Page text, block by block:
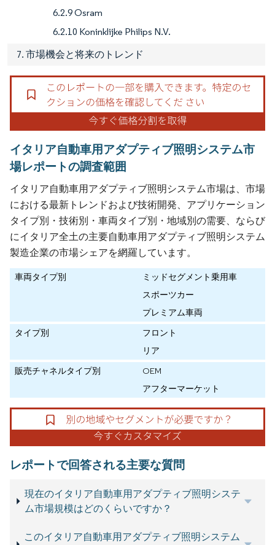
6.2.9 Osram
6.2.10 Koninklijke Philips N.V.
7. 市場機会と将来のトレンド
イタリア自動車用アダプティブ照明システム市
場レポートの調査範囲
イタリア自動車用アダプティブ照明システム市場は、市場
における最新トレンドおよび技術開発、アプリケーション
タイプ別・技術別・車両タイプ別・地域別の需要、ならび
にイタリア全土の主要自動車用アダプティブ照明システム
製造企業の市場シェアを網羅しています。
車両タイプ別
ミッドセグメント乗用車
スポーツカー
プレミアム車両
タイプ別
フロント
リア
販売チャネルタイプ別
OEM
アフターマーケット
レポートで回答される主要な質問
現在のイタリア自動車用アダプティブ照明システ
ム市場規模はどのくらいですか？
このイタリア自動車用アダプティブ照明システム